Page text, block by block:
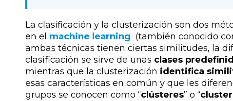
La clasificación y la clusterización son dos
en el machine learning (también conocido
ambas técnicas tienen ciertas similitudes, la
clasificación se sirve de unas clases
mientras que la clusterización identifica
esas características en común y que les
grupos se conocen como “clústeres” o “